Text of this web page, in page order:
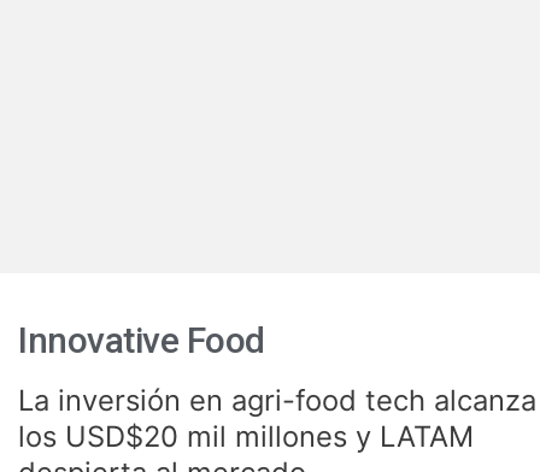
Innovative Food
La inversión en agri-food tech alcanza
los USD$20 mil millones y LATAM
La
inversión
en